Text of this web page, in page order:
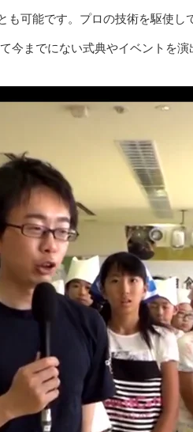
可能です。プロの技術を駆使
までにない式典やイベントを演